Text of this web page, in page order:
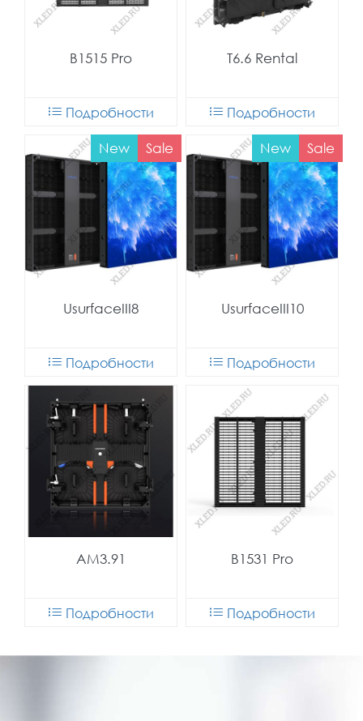
B1515 Pro
Подробности
T6.6 Rental
Подробности
UsurfaceIII8
Подробности
Sale
New
UsurfaceIII10
Подробности
Sale
New
AM3.91
Подробности
B1531 Pro
Подробности